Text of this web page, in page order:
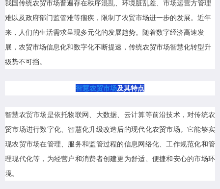
我国传统农贸市场普遍存在秩序混乱、环境脏乱差、市场运营方管理
难以及政府部门监管难等痼疾，限制了农贸市场进一步的发展。近年
来，人们的生活需求呈现多元化的发展趋势。随着数字经济高速发
展，农贸市场信息化和数字化不断提速，传统农贸市场智慧化转型升
级势不可挡。
智慧农贸市场及其特点
智慧农贸市场是依托物联网、大数据、云计算等前沿技术，对传统农
贸市场进行数字化、智慧化升级改造后的现代化农贸市场。它能够实
现农贸市场在管理、服务和监管过程的信息网络化、工作规范化和管
理现代化等，为经营户和消费者创建更为舒适、便捷和安心的市场环
境。